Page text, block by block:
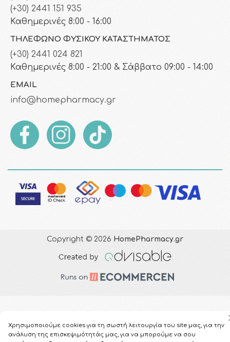
(+30) 2441 151 935
Καθημερινές 8:00 - 16:00
ΤΗΛΈΦΩΝΟ ΦΥΣΙΚΟΎ ΚΑΤΑΣΤΉΜΑΤΟΣ
(+30) 2441 024 821
Καθημερινές 8:00 - 21:00 & Σάββατο 09:00 - 14:00
EMAIL
info@homepharmacy.gr
Copyright © 2026 HomePharmacy.gr
Χρησιμοποιούμε cookies για τη σωστή λειτουργία του site μας, για την
ανάλυση της επισκεψιμότητάς μας, για να μπορούμε να σου